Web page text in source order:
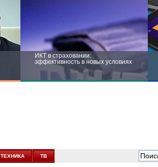
ИКТ в страховании:
эффективность в новых условиях
новых условиях
ТЕХНИКА ТВ